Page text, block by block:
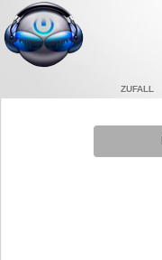
ZUFALL